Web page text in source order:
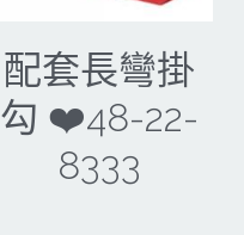
配套長彎掛
勾 ❤️48-22-
8333